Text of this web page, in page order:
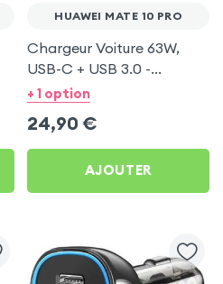
HUAWEI MATE 10 PRO
Chargeur Voiture 63W,
USB-C + USB 3.0 -
Swissten pour Huawei
+ 1 option
24,90 €
AJOUTER